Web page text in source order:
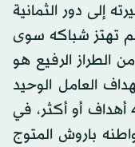
إلى دور الثمانية
صلب لم تهتز شباكه سوى
من الطراز الرفيع هو
العامل الوحيد
في البطولة حتى الآن الذي سجل 4 أهداف أو أكثر، في
باروش المتوج